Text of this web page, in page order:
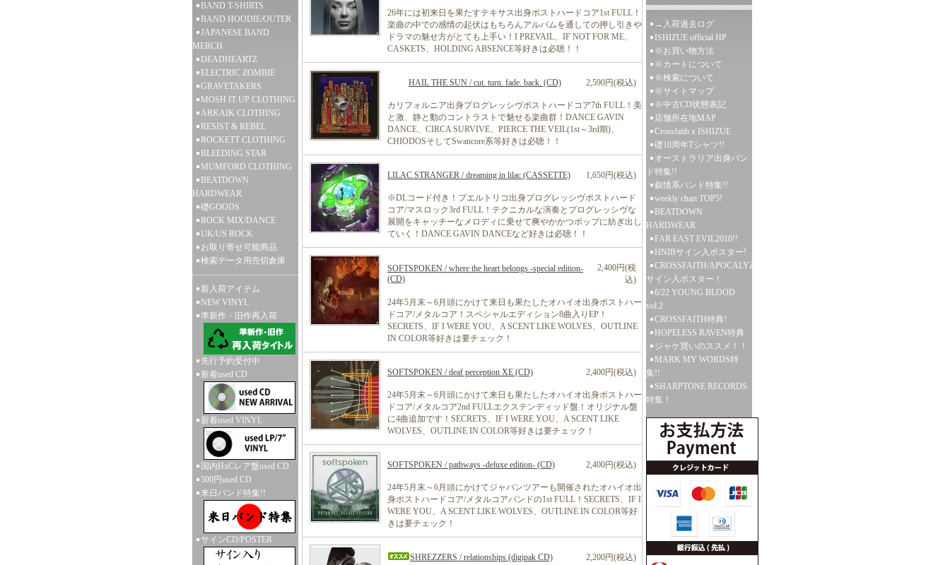
BAND T-SHIRTS
BAND HOODIE/OUTER
JAPANESE BAND
MERCH
DEADHEARTZ
ELECTRIC ZOMBIE
GRAVETAKERS
MOSH IT UP CLOTHING
ARKAIK CLOTHING
RESIST & REBEL
ROCKETT CLOTHING
BLEEDING STAR
MUMFORD CLOTHING
BEATDOWN
HARDWEAR
礎GOODS
ROCK MIX/DANCE
UK/US ROCK
お取り寄せ可能商品
検索データ用売切倉庫
新入荷アイテム
NEW VINYL
準新作・旧作再入荷
先行予約受付中
新着used CD
新着used VINYL
国内HxCレア盤used CD
500円used CD
来日バンド特集!!
サインCD/POSTER
26年には初来日を果たすテキサス出身ポストハードコア1st FULL！
楽曲の中での感情の起伏はもちろんアルバムを通しての押し引きや
ドラマの魅せ方がとても上手い！I PREVAIL、IF NOT FOR ME、
CASKETS、HOLDING ABSENCE等好きは必聴！！
HAIL THE SUN / cut. turn. fade. back. (CD) 2,590円(税込)
カリフォルニア出身プログレッシヴポストハードコア7th FULL！美
と激、静と動のコントラストで魅せる楽曲群！DANCE GAVIN
DANCE、CIRCA SURVIVE、PIERCE THE VEIL(1st～3rd期)、
CHIODOSそしてSwancore系等好きは必聴！！
LILAC STRANGER / dreaming in lilac (CASSETTE) 1,650円(税込)
※DLコード付き！プエルトリコ出身プログレッシヴポストハード
コア/マスロック3rd FULL！テクニカルな演奏とプログレッシヴな
展開をキャッチーなメロディに乗せて爽やかかつポップに紡ぎ出し
ていく！DANCE GAVIN DANCEなど好きは必聴！！
SOFTSPOKEN / where the heart belongs -special edition-
(CD)
2,400円(税
込)
24年5月末～6月頭にかけて来日も果たしたオハイオ出身ポストハー
ドコア/メタルコア！スペシャルエディション8曲入りEP！
SECRETS、IF I WERE YOU、A SCENT LIKE WOLVES、OUTLINE
IN COLOR等好きは要チェック！
SOFTSPOKEN / deaf perception XE (CD) 2,400円(税込)
24年5月末～6月頭にかけて来日も果たしたオハイオ出身ポストハー
ドコア/メタルコア2nd FULLエクステンディッド盤！オリジナル盤
に4曲追加です！SECRETS、IF I WERE YOU、A SCENT LIKE
WOLVES、OUTLINE IN COLOR等好きは要チェック！
SOFTSPOKEN / pathways -deluxe edition- (CD) 2,400円(税込)
24年5月末～6月頭にかけてジャパンツアーも開催されたオハイオ出
身ポストハードコア/メタルコアバンドの1st FULL！SECRETS、IF I
WERE YOU、A SCENT LIKE WOLVES、OUTLINE IN COLOR等好
きは要チェック！
SHREZZERS / relationships (digipak CD) 2,200円(税込)
→入荷過去ログ
ISHIZUE official HP
※お買い物方法
※カートについて
※検索について
※サイトマップ
※中古CD状態表記
店舗所在地MAP
Crossfaith x ISHIZUE
礎10周年Tシャツ!!
オーストラリア出身バン
ド特集!!
叙情系バンド特集!!
weekly chart TOP5!
BEATDOWN
HARDWEAR
FAR EAST EVIL2010!!
HNIBサイン入ポスター!
CROSSFAITH/APOCALYZE
サイン入ポスター！
6/22 YOUNG BLOOD
vol.2
CROSSFAITH特典!
HOPELESS RAVEN特典
ジャケ買いのススメ！！
MARK MY WORDS特
集!!
SHARPTONE RECORDS
特集！